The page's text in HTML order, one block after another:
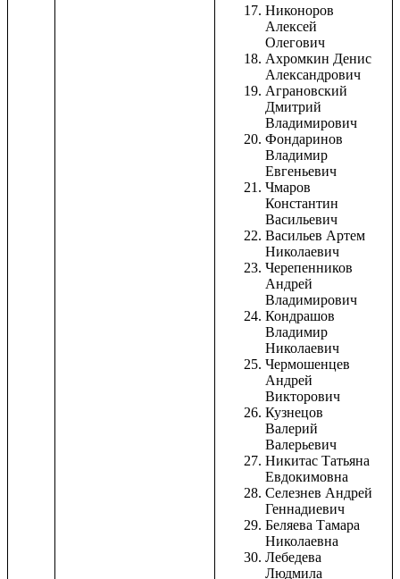
Никоноров
Алексей
Олегович
Ахромкин Денис
Александрович
Аграновский
Дмитрий
Владимирович
Фондаринов
Владимир
Евгеньевич
Чмаров
Константин
Васильевич
Васильев Артем
Николаевич
Черепенников
Андрей
Владимирович
Кондрашов
Владимир
Николаевич
Чермошенцев
Андрей
Викторович
Кузнецов
Валерий
Валерьевич
Никитас Татьяна
Евдокимовна
Селезнев Андрей
Геннадиевич
Беляева Тамара
Николаевна
Лебедева
Людмила